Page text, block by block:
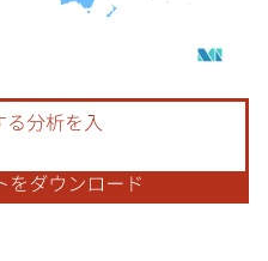
CC BY 4.0の表示が必要です。